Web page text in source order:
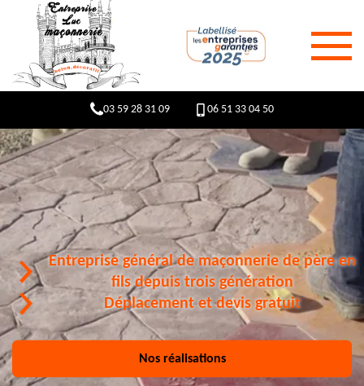
03 59 28 31 09 06 51 33 04 50
Entreprise général de maçonnerie de père en
fils depuis trois génération
Déplacement et devis gratuit
Nos réalisations